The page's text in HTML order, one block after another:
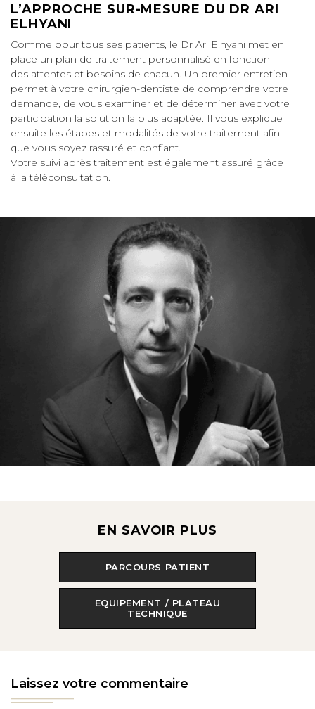
L’APPROCHE SUR-MESURE DU DR ARI
ELHYANI
Comme pour tous ses patients, le Dr Ari Elhyani met en
place un plan de traitement personnalisé en fonction
des attentes et besoins de chacun. Un premier entretien
permet à votre chirurgien-dentiste de comprendre votre
demande, de vous examiner et de déterminer avec votre
participation la solution la plus adaptée. Il vous explique
ensuite les étapes et modalités de votre traitement afin
que vous soyez rassuré et confiant.
Votre suivi après traitement est également assuré grâce
à la téléconsultation.
EN SAVOIR PLUS
PARCOURS PATIENT
EQUIPEMENT / PLATEAU
TECHNIQUE
Laissez votre commentaire